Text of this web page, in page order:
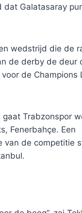
dat Galatasaray
wedstrijd die de
de derby de deur
de Champions
Trabzonspor
Fenerbahçe. Een
van de competitie